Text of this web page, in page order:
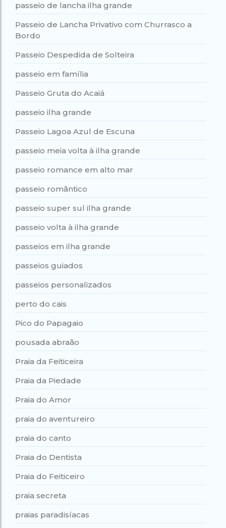
passeio de lancha ilha grande
Passeio de Lancha Privativo com Churrasco a
Bordo
Passeio Despedida de Solteira
passeio em família
Passeio Gruta do Acaiá
passeio ilha grande
Passeio Lagoa Azul de Escuna
passeio meia volta à ilha grande
passeio romance em alto mar
passeio romântico
passeio super sul ilha grande
passeio volta à ilha grande
passeios em ilha grande
passeios guiados
passeios personalizados
perto do cais
Pico do Papagaio
pousada abraão
Praia da Feiticeira
Praia da Piedade
Praia do Amor
praia do aventureiro
praia do canto
Praia do Dentista
Praia do Feiticeiro
praia secreta
praias paradisíacas